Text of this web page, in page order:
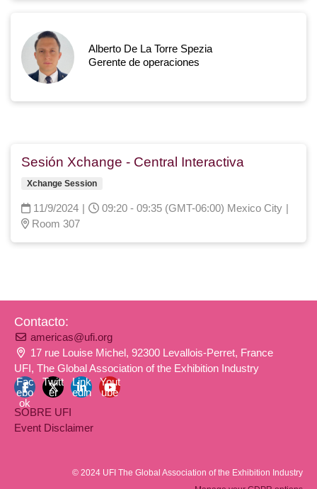
Alberto De La Torre Spezia
Gerente de operaciones
Sesión Xchange - Central Interactiva
Xchange Session
11/9/2024 | 09:20 - 09:35 (GMT-06:00) Mexico City |
Room 307
Contacto:
americas@ufi.org
17 rue Louise Michel, 92300 Levallois-Perret, France
UFI, The Global Association of the Exhibition Industry
Fac
ebo
ok
Twitt
er
Link
edin
Yout
ube
SOBRE UFI
Event Disclaimer
© 2024 UFI The Global Association of the Exhibition Industry